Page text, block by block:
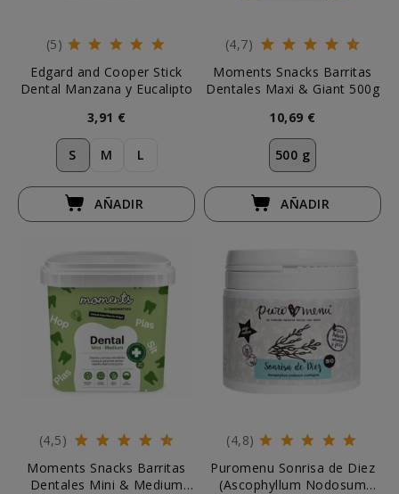
(5)
Edgard and Cooper Stick
Dental Manzana y Eucalipto
3,91 €
S M L
AÑADIR
(4,7)
Moments Snacks Barritas
Dentales Maxi & Giant 500g
10,69 €
500 g
AÑADIR
(4,5)
Moments Snacks Barritas
Dentales Mini & Medium
(4,8)
Puromenu Sonrisa de Diez
(Ascophyllum Nodosum